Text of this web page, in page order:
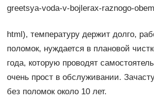
greetsya-voda-v-bojlerax-raznogo-
html), температуру держит долго,
поломок, нуждается в плановой
года, которую проводят
очень прост в обслуживании.
без поломок около 10 лет.